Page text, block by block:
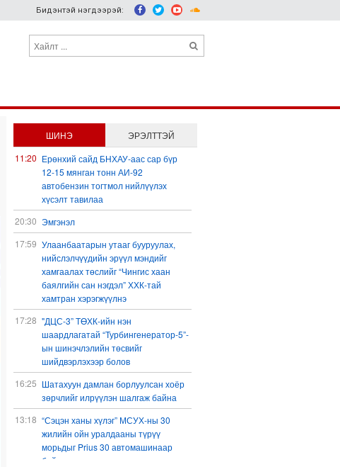
Бидэнтэй нэгдээрэй:
ШИНЭ
ЭРЭЛТТЭЙ
11:20 Ерөнхий сайд БНХАУ-аас сар бүр
12-15 мянган тонн АИ-92
автобензин тогтмол нийлүүлэх
хүсэлт тавилаа
20:30 Эмгэнэл
17:59 Улаанбаатарын утааг бууруулах,
нийслэлчүүдийн эрүүл мэндийг
хамгаалах төслийг “Чингис хаан
баялгийн сан нэгдэл” ХХК-тай
хамтран хэрэгжүүлнэ
17:28 "ДЦС-3” ТӨХК-ийн нэн
шаардлагатай “Турбингенератор-5”-
ын шинэчлэлийн төсвийг
шийдвэрлэхээр болов
16:25 Шатахуун дамлан борлуулсан хоёр
зөрчлийг илрүүлэн шалгаж байна
13:18 “Сэцэн ханы хүлэг” МСУХ-ны 30
жилийн ойн уралдааны түрүү
морьдыг Prius 30 автомашинаар
байлна